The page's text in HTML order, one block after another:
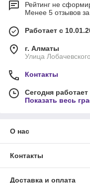
Рейтинг не
Менее 5 отзывов
Работает с
г. Алматы
Улица
Контакты
Сегодня
Показать весь
О нас
Контакты
Доставка и оплата